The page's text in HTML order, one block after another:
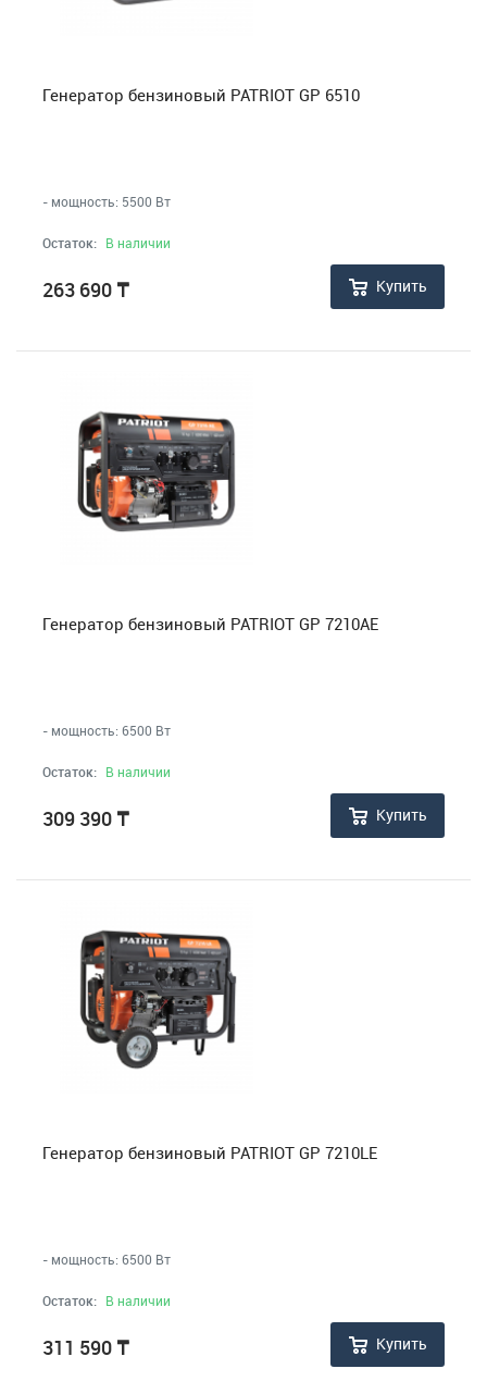
Генератор бензиновый PATRIOT GP 6510
- мощность: 5500 Вт
Остаток: В наличии
263 690 ₸ Купить
Генератор бензиновый PATRIOT GP 7210AE
- мощность: 6500 Вт
Остаток: В наличии
309 390 ₸ Купить
Генератор бензиновый PATRIOT GP 7210LE
- мощность: 6500 Вт
Остаток: В наличии
311 590 ₸ Купить